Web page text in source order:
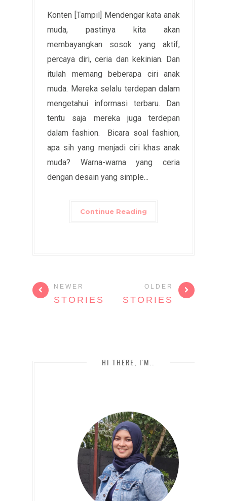
Konten [Tampil] Mendengar kata anak
muda, pastinya kita akan
membayangkan sosok yang aktif,
percaya diri, ceria dan kekinian. Dan
itulah memang beberapa ciri anak
muda. Mereka selalu terdepan dalam
mengetahui informasi terbaru. Dan
tentu saja mereka juga terdepan
dalam fashion. Bicara soal fashion,
apa sih yang menjadi ciri khas anak
muda? Warna-warna yang ceria
dengan desain yang simple...
Continue Reading
NEWER
STORIES
OLDER
STORIES
HI THERE, I'M..